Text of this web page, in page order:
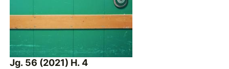
Jg. 56 (2021) H. 4